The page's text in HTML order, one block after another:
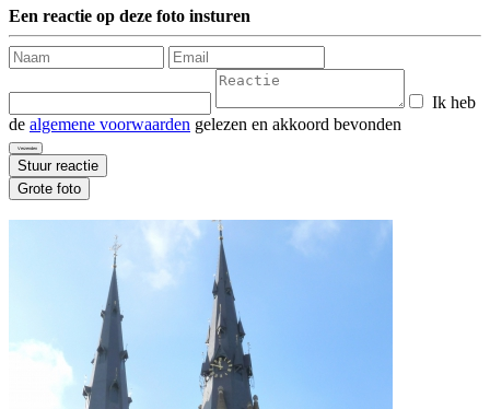
Een reactie op deze foto insturen
Ik heb
de algemene voorwaarden gelezen en akkoord bevonden